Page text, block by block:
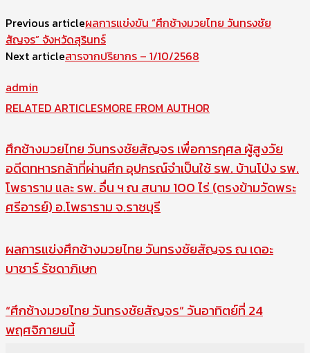
Previous articleผลการแข่งขัน “ศึกช้างมวยไทย วันทรงชัย
สัญจร” จังหวัดสุรินทร์
Next articleสารจากปริยากร – 1/10/2568
admin
RELATED ARTICLESMORE FROM AUTHOR
ศึกช้างมวยไทย วันทรงชัยสัญจร เพื่อการกุศล ผู้สูงวัย
อดีตทหารกล้าที่ผ่านศึก อุปกรณ์จำเป็นใช้ รพ. บ้านโป่ง รพ.
โพธาราม และ รพ. อื่น ฯ ณ สนาม 100 ไร่ (ตรงข้ามวัดพระ
ศรีอารย์) อ.โพธาราม จ.ราชบุรี
ผลการแข่งศึกช้างมวยไทย วันทรงชัยสัญจร ณ เดอะ
บาซาร์ รัชดาภิเษก
“ศึกช้างมวยไทย วันทรงชัยสัญจร” วันอาทิตย์ที่ 24
พฤศจิกายนนี้